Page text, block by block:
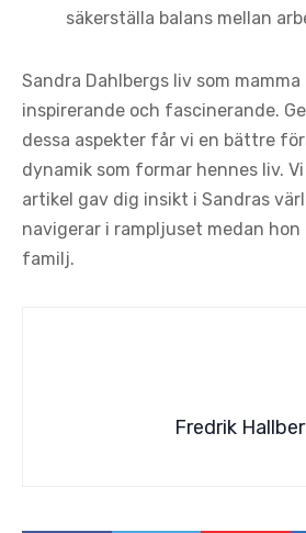
säkerställa balans mellan
Sandra Dahlbergs liv som
inspirerande och fascinerande.
dessa aspekter får vi en bättre
dynamik som formar hennes liv.
artikel gav dig insikt i Sandras
navigerar i rampljuset medan
familj.
Fredrik